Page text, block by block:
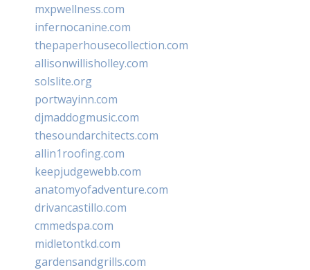
mxpwellness.com
infernocanine.com
thepaperhousecollection.com
allisonwillisholley.com
solslite.org
portwayinn.com
djmaddogmusic.com
thesoundarchitects.com
allin1roofing.com
keepjudgewebb.com
anatomyofadventure.com
drivancastillo.com
cmmedspa.com
midletontkd.com
gardensandgrills.com